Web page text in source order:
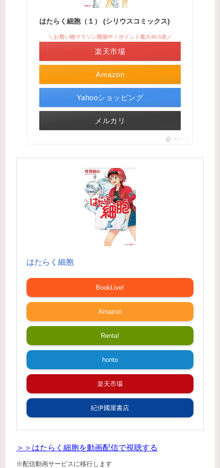
はたらく細胞（１） (シリウスコミックス)
Amazon
＼お買い物マラソン開催中！ポイント最大49.5倍／
楽天市場
Yahooショッピング
メルカリ
ポチップ
はたらく細胞
BookLive!
Amazon
Renta!
honto
楽天市場
紀伊國屋書店
＞＞はたらく細胞を動画配信で視聴する
※配信動画サービスに移行します